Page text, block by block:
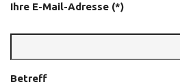
Ihre E-Mail-Adresse (*)
Betreff